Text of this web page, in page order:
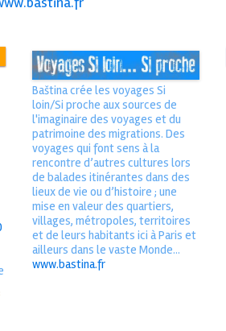
Baština crée les voyages Si
loin/Si proche aux sources de
l'imaginaire des voyages et du
patrimoine des migrations. Des
voyages qui font sens à la
rencontre d’autres cultures lors
de balades itinérantes dans des
lieux de vie ou d’histoire ; une
mise en valeur des quartiers,
villages, métropoles, territoires
et de leurs habitants ici à Paris et
ailleurs dans le vaste Monde...
www.bastina.fr